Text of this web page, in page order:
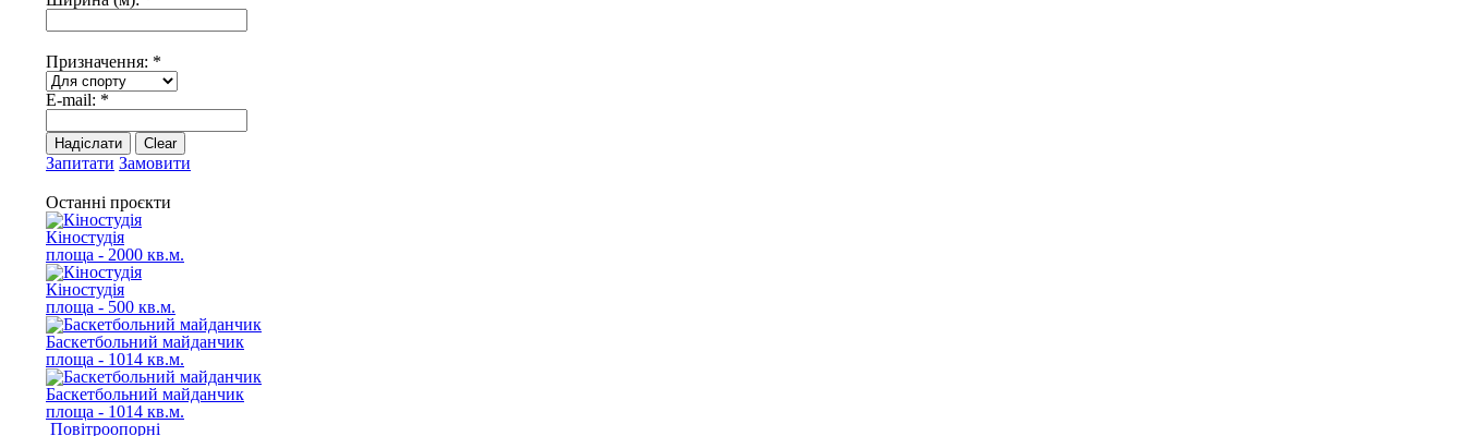
Призначення: *
E-mail: *
Надіслати Clear
Запитати Замовити
Останні проєкти
Кіностудія
площа - 2000 кв.м.
Кіностудія
площа - 500 кв.м.
Баскетбольний майданчик
площа - 1014 кв.м.
Баскетбольний майданчик
площа - 1014 кв.м.
Повітроопорні